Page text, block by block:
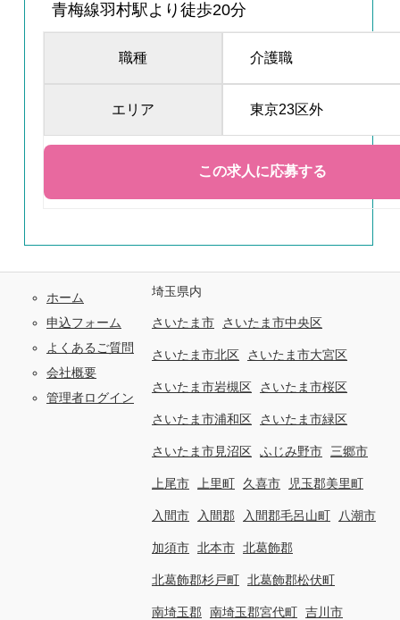
青梅線羽村駅より徒歩20分
職種 介護職
エリア 東京23区外
ホーム
申込フォーム
よくあるご質問
会社概要
管理者ログイン
埼玉県内
さいたま市 さいたま市中央区
さいたま市北区 さいたま市大宮区
さいたま市岩槻区 さいたま市桜区
さいたま市浦和区 さいたま市緑区
さいたま市見沼区 ふじみ野市 三郷市
上尾市 上里町 久喜市 児玉郡美里町
入間市 入間郡 入間郡毛呂山町 八潮市
加須市 北本市 北葛飾郡
北葛飾郡杉戸町 北葛飾郡松伏町
南埼玉郡 南埼玉郡宮代町 吉川市